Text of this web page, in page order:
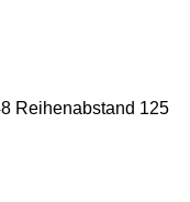
Reihenabstand 125